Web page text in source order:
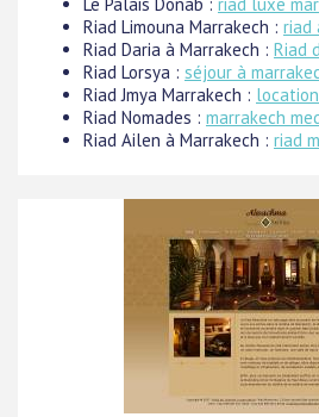
Riad Limouna Marrakech : riad
Riad Daria à Marrakech : Riad
Riad Lorsya : séjour à
Riad Jmya Marrakech :
Riad Nomades : marrakech
Riad Ailen à Marrakech : riad